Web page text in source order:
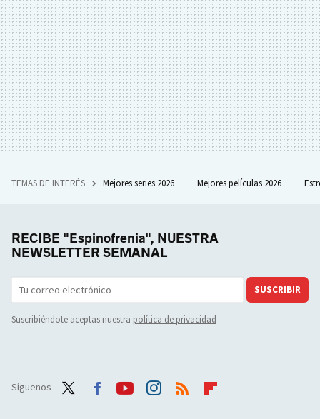
TEMAS DE INTERÉS Mejores series 2026 Mejores películas 2026
RECIBE "Espinofrenia", NUESTRA
NEWSLETTER SEMANAL
SUSCRIBIR
Suscribiéndote aceptas nuestra política de privacidad
Síguenos